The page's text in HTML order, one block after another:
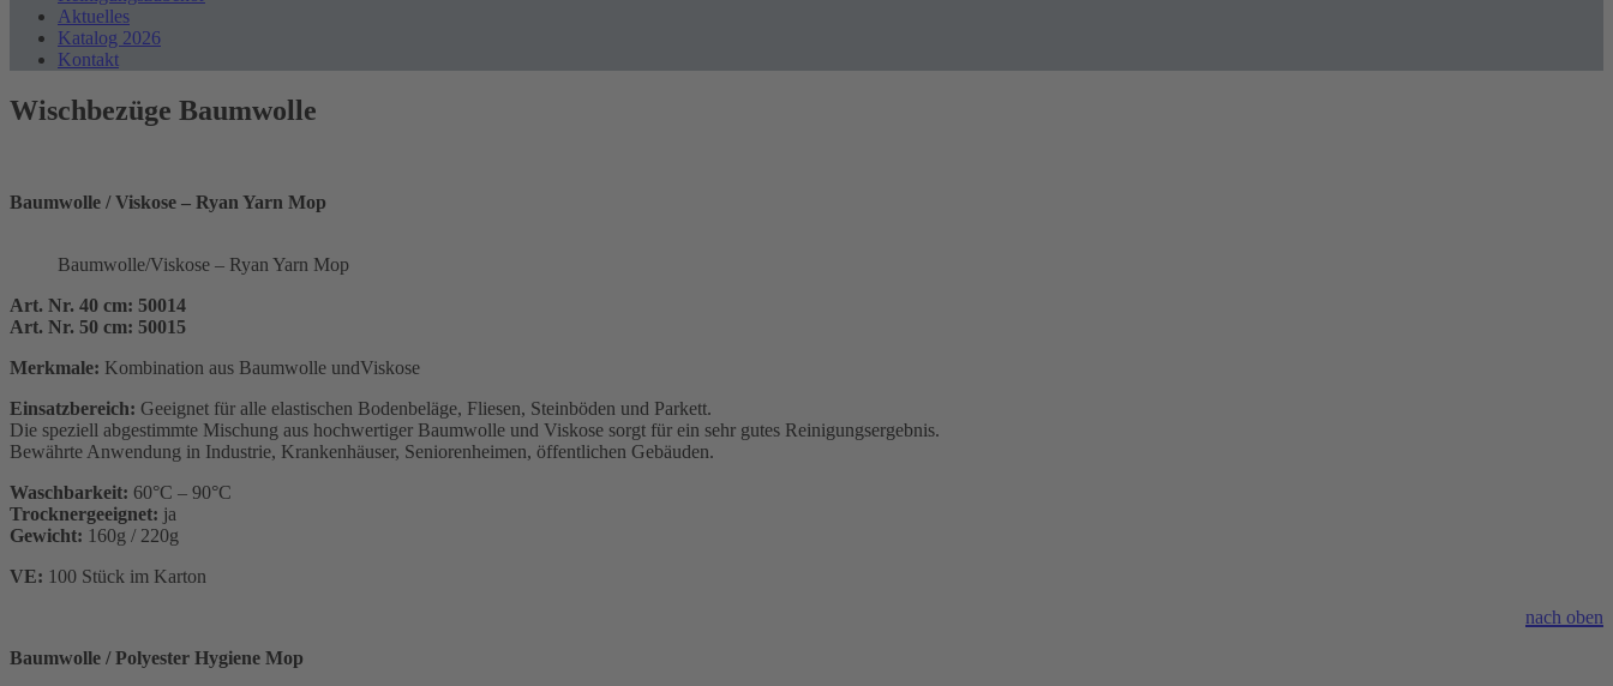
Aktuelles
Katalog 2026
Kontakt
Wischbezüge Baumwolle
Baumwolle / Viskose – Ryan Yarn Mop
Baumwolle/Viskose – Ryan Yarn Mop
Art. Nr. 40 cm: 50014
Art. Nr. 50 cm: 50015
Merkmale: Kombination aus Baumwolle undViskose
Einsatzbereich: Geeignet für alle elastischen Bodenbeläge, Fliesen, Steinböden und Parkett.
Die speziell abgestimmte Mischung aus hochwertiger Baumwolle und Viskose sorgt für ein sehr gutes Reinigungsergebnis.
Bewährte Anwendung in Industrie, Krankenhäuser, Seniorenheimen, öffentlichen Gebäuden.
Waschbarkeit: 60°C – 90°C
Trocknergeeignet: ja
Gewicht: 160g / 220g
VE: 100 Stück im Karton
nach oben
Baumwolle / Polyester Hygiene Mop